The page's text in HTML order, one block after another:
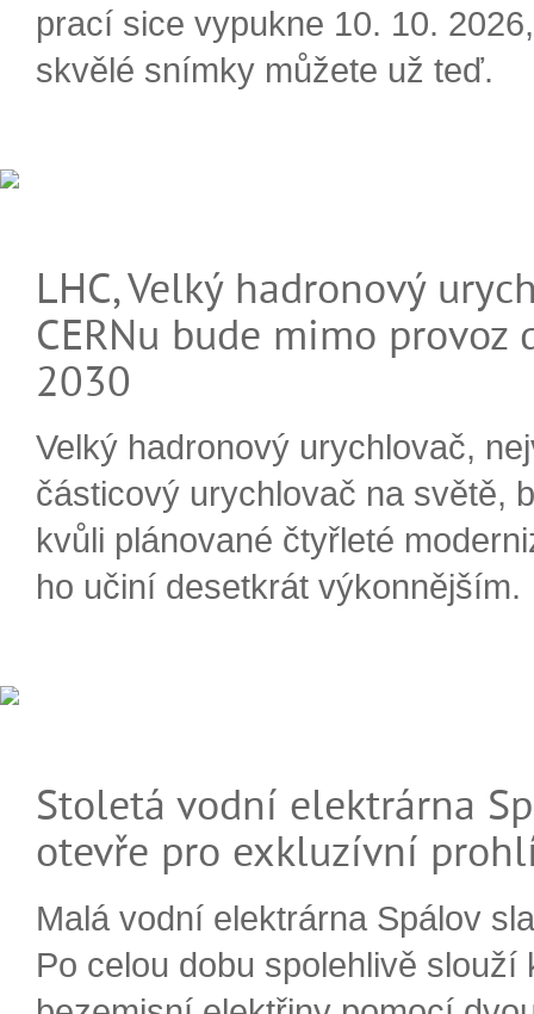
prací sice vypukne 10. 10.
skvělé snímky můžete už teď.
LHC, Velký hadronový
CERNu bude mimo provoz
2030
Velký hadronový urychlovač,
částicový urychlovač na světě,
kvůli plánované čtyřleté
ho učiní desetkrát výkonnějším.
Stoletá vodní elektrárna
otevře pro exkluzívní
Malá vodní elektrárna Spálov
Po celou dobu spolehlivě slouží